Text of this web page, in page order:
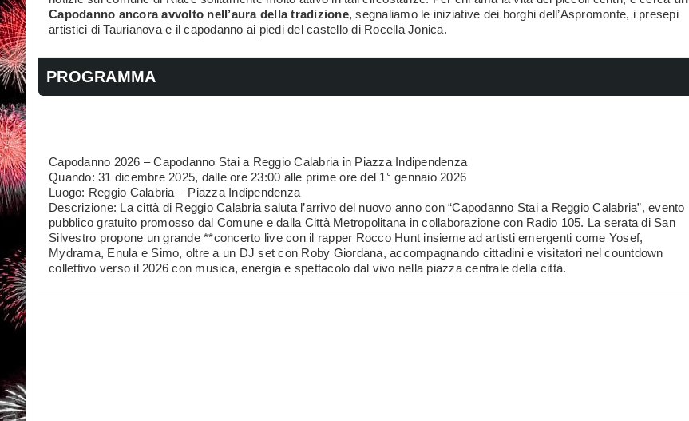
Capodanno ancora avvolto nell’aura della tradizione, segnaliamo le iniziative dei borghi dell’Aspromonte, i presepi
artistici di Taurianova e il capodanno ai piedi del castello di Rocella Jonica.
PROGRAMMA
Capodanno 2026 – Capodanno Stai a Reggio Calabria in Piazza Indipendenza
Quando: 31 dicembre 2025, dalle ore 23:00 alle prime ore del 1° gennaio 2026
Luogo: Reggio Calabria – Piazza Indipendenza
Descrizione: La città di Reggio Calabria saluta l’arrivo del nuovo anno con “Capodanno Stai a Reggio Calabria”, evento
pubblico gratuito promosso dal Comune e dalla Città Metropolitana in collaborazione con Radio 105. La serata di San
Silvestro propone un grande **concerto live con il rapper Rocco Hunt insieme ad artisti emergenti come Yosef,
Mydrama, Enula e Simo, oltre a un DJ set con Roby Giordana, accompagnando cittadini e visitatori nel countdown
collettivo verso il 2026 con musica, energia e spettacolo dal vivo nella piazza centrale della città.